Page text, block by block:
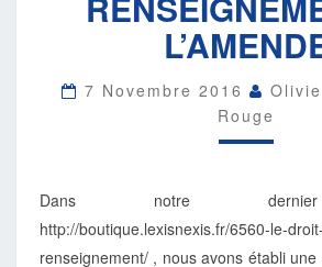
SUR
LE
À
L’AMENDE
7 Novembre 2016
Rouge
Dans notre
http://boutique.lexisnexis.fr/6560-le-
renseignement/ , nous avons établi